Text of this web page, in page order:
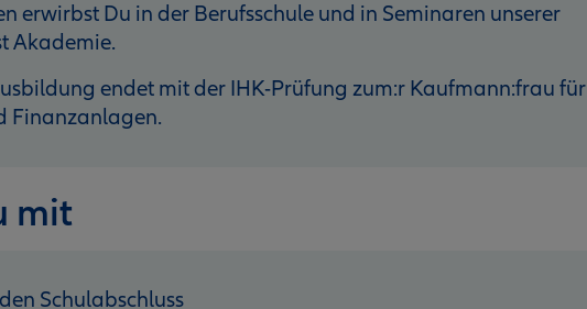
erwirbst Du in der Berufsschule und in Seminaren unserer
Akademie.
endet mit der IHK-Prüfung zum:r Kaufmann:frau für
Finanzanlagen.
mit
Schulabschluss